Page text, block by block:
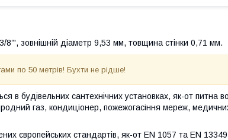
зовнішній діаметр 9,53 мм, товщина стінки 0,71 мм.
по 50 метрів! Бухти не рідше!
в будівельних сантехнічних установках, як-от питна
газ, кондиціонер, пожежогасіння мереж,
європейських стандартів, як-от EN 1057 та EN